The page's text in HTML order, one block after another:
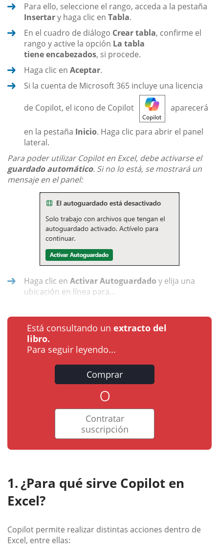
Para ello, seleccione el rango, acceda a la pestaña
Insertary haga clic en Tabla.
En el cuadro de diálogo Crear tabla, confirme el
rango y active la opción La tabla
tiene encabezados, si procede.
Haga clic en Aceptar.
Si la cuenta de Microsoft 365 incluye una licencia
de Copilot, el icono de Copilot aparecerá
en la pestaña Inicio. Haga clic para abrir el panel
lateral.
Para poder utilizar Copilot en Excel, debe activarse el
guardado automático. Si no lo está, se mostrará un
mensaje en el panel:
Haga clic en Activar Autoguardado y elija una
ubicación en línea para...
Está consultando un extracto del
libro.
Para seguir leyendo...
Comprar
o
Contratar
suscripción
¿Para qué sirve Copilot en
Excel?
Copilot permite realizar distintas acciones dentro de
Excel, entre ellas: